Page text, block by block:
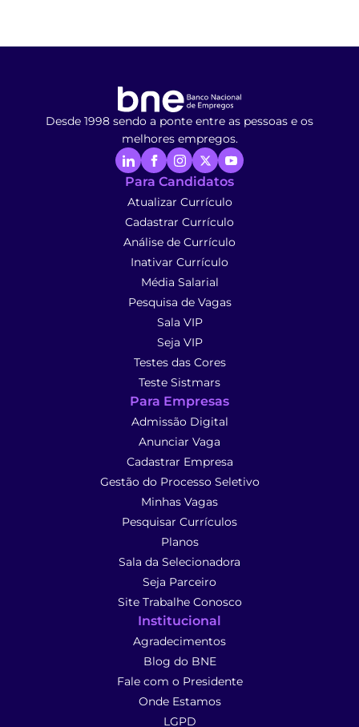
Desde 1998 sendo a ponte entre as pessoas e os
melhores empregos.
Para Candidatos
Atualizar Currículo
Cadastrar Currículo
Análise de Currículo
Inativar Currículo
Média Salarial
Pesquisa de Vagas
Sala VIP
Seja VIP
Testes das Cores
Teste Sistmars
Para Empresas
Admissão Digital
Anunciar Vaga
Cadastrar Empresa
Gestão do Processo Seletivo
Minhas Vagas
Pesquisar Currículos
Planos
Sala da Selecionadora
Seja Parceiro
Site Trabalhe Conosco
Institucional
Agradecimentos
Blog do BNE
Fale com o Presidente
Onde Estamos
LGPD